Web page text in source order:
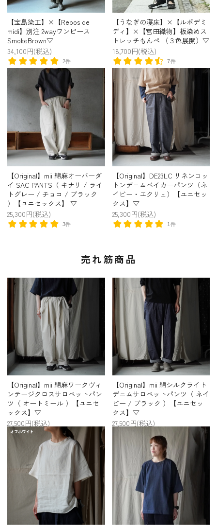
【宝島染工】×【Repos de
midi】別注 2wayワンピース
SmokeBrown▽
34,100円(税込)
2件
【うなぎの寝床】×【ルポデミ
ディ】×【宮田織物】板染めス
トレッチもんぺ （３色展開）▽
18,700円(税込)
7件
【Original】mii 綿麻オーバーダ
イ SAC PANTS（ キナリ / ライ
トグレー / チョコ / ブラック
）【ユニセックス】 ▽
25,300円(税込)
3件
【Original】DE23LC リネンコッ
トンデニムベイカーパンツ（ネ
イビー・エクリュ）【ユニセッ
クス】▽
25,300円(税込)
1件
売れ筋商品
【Original】mii 綿麻ワークヴィ
ンテージクロスサロペットパン
ツ（ オートミール ）【ユニセ
ックス】▽
27,500円(税込)
【Original】mii 綿シルクライト
デニムサロペットパンツ（ ネイ
ビー / ブラック ）【ユニセッ
クス】▽
27,500円(税込)